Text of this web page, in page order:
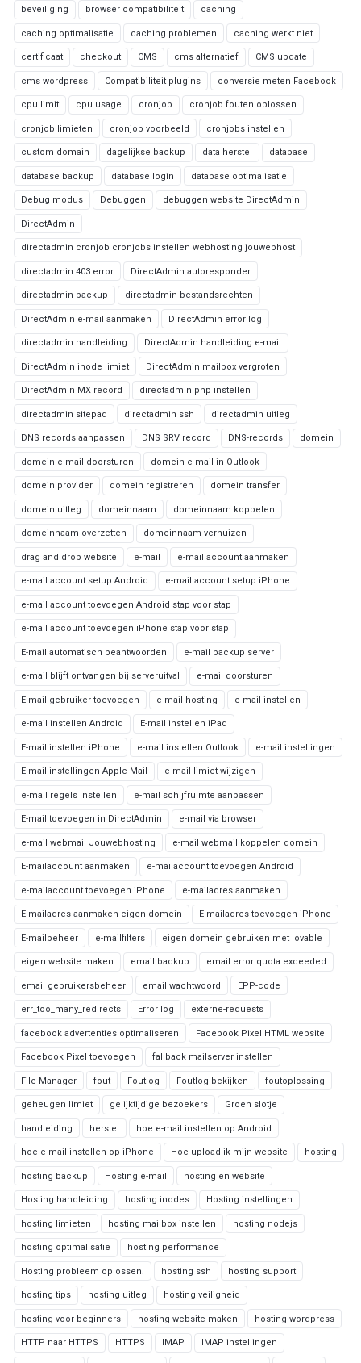
beveiliging browser compatibiliteit caching
caching optimalisatie caching problemen caching werkt niet
certificaat checkout CMS cms alternatief CMS update
cms wordpress Compatibiliteit plugins conversie meten Facebook
cpu limit cpu usage cronjob cronjob fouten oplossen
cronjob limieten cronjob voorbeeld cronjobs instellen
custom domain dagelijkse backup data herstel database
database backup database login database optimalisatie
Debug modus Debuggen debuggen website DirectAdmin
DirectAdmin
directadmin cronjob cronjobs instellen webhosting jouwebhost
directadmin 403 error DirectAdmin autoresponder
directadmin backup directadmin bestandsrechten
DirectAdmin e-mail aanmaken DirectAdmin error log
directadmin handleiding DirectAdmin handleiding e-mail
DirectAdmin inode limiet DirectAdmin mailbox vergroten
DirectAdmin MX record directadmin php instellen
directadmin sitepad directadmin ssh directadmin uitleg
DNS records aanpassen DNS SRV record DNS-records domein
domein e-mail doorsturen domein e-mail in Outlook
domein provider domein registreren domein transfer
domein uitleg domeinnaam domeinnaam koppelen
domeinnaam overzetten domeinnaam verhuizen
drag and drop website e-mail e-mail account aanmaken
e-mail account setup Android e-mail account setup iPhone
e-mail account toevoegen Android stap voor stap
e-mail account toevoegen iPhone stap voor stap
E-mail automatisch beantwoorden e-mail backup server
e-mail blijft ontvangen bij serveruitval e-mail doorsturen
E-mail gebruiker toevoegen e-mail hosting e-mail instellen
e-mail instellen Android E-mail instellen iPad
E-mail instellen iPhone e-mail instellen Outlook e-mail instellingen
E-mail instellingen Apple Mail e-mail limiet wijzigen
e-mail regels instellen e-mail schijfruimte aanpassen
E-mail toevoegen in DirectAdmin e-mail via browser
e-mail webmail Jouwebhosting e-mail webmail koppelen domein
E-mailaccount aanmaken e-mailaccount toevoegen Android
e-mailaccount toevoegen iPhone e-mailadres aanmaken
E-mailadres aanmaken eigen domein E-mailadres toevoegen iPhone
E-mailbeheer e-mailfilters eigen domein gebruiken met lovable
eigen website maken email backup email error quota exceeded
email gebruikersbeheer email wachtwoord EPP-code
err_too_many_redirects Error log externe-requests
facebook advertenties optimaliseren Facebook Pixel HTML website
Facebook Pixel toevoegen fallback mailserver instellen
File Manager fout Foutlog Foutlog bekijken foutoplossing
geheugen limiet gelijktijdige bezoekers Groen slotje
handleiding herstel hoe e-mail instellen op Android
hoe e-mail instellen op iPhone Hoe upload ik mijn website hosting
hosting backup Hosting e-mail hosting en website
Hosting handleiding hosting inodes Hosting instellingen
hosting limieten hosting mailbox instellen hosting nodejs
hosting optimalisatie hosting performance
Hosting probleem oplossen. hosting ssh hosting support
hosting tips hosting uitleg hosting veiligheid
hosting voor beginners hosting website maken hosting wordpress
HTTP naar HTTPS HTTPS IMAP IMAP instellingen